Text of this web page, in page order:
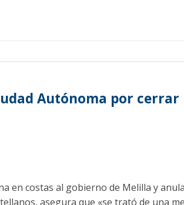
Autónoma por
en costas al gobierno de Melilla y
asegura que «se trató de una